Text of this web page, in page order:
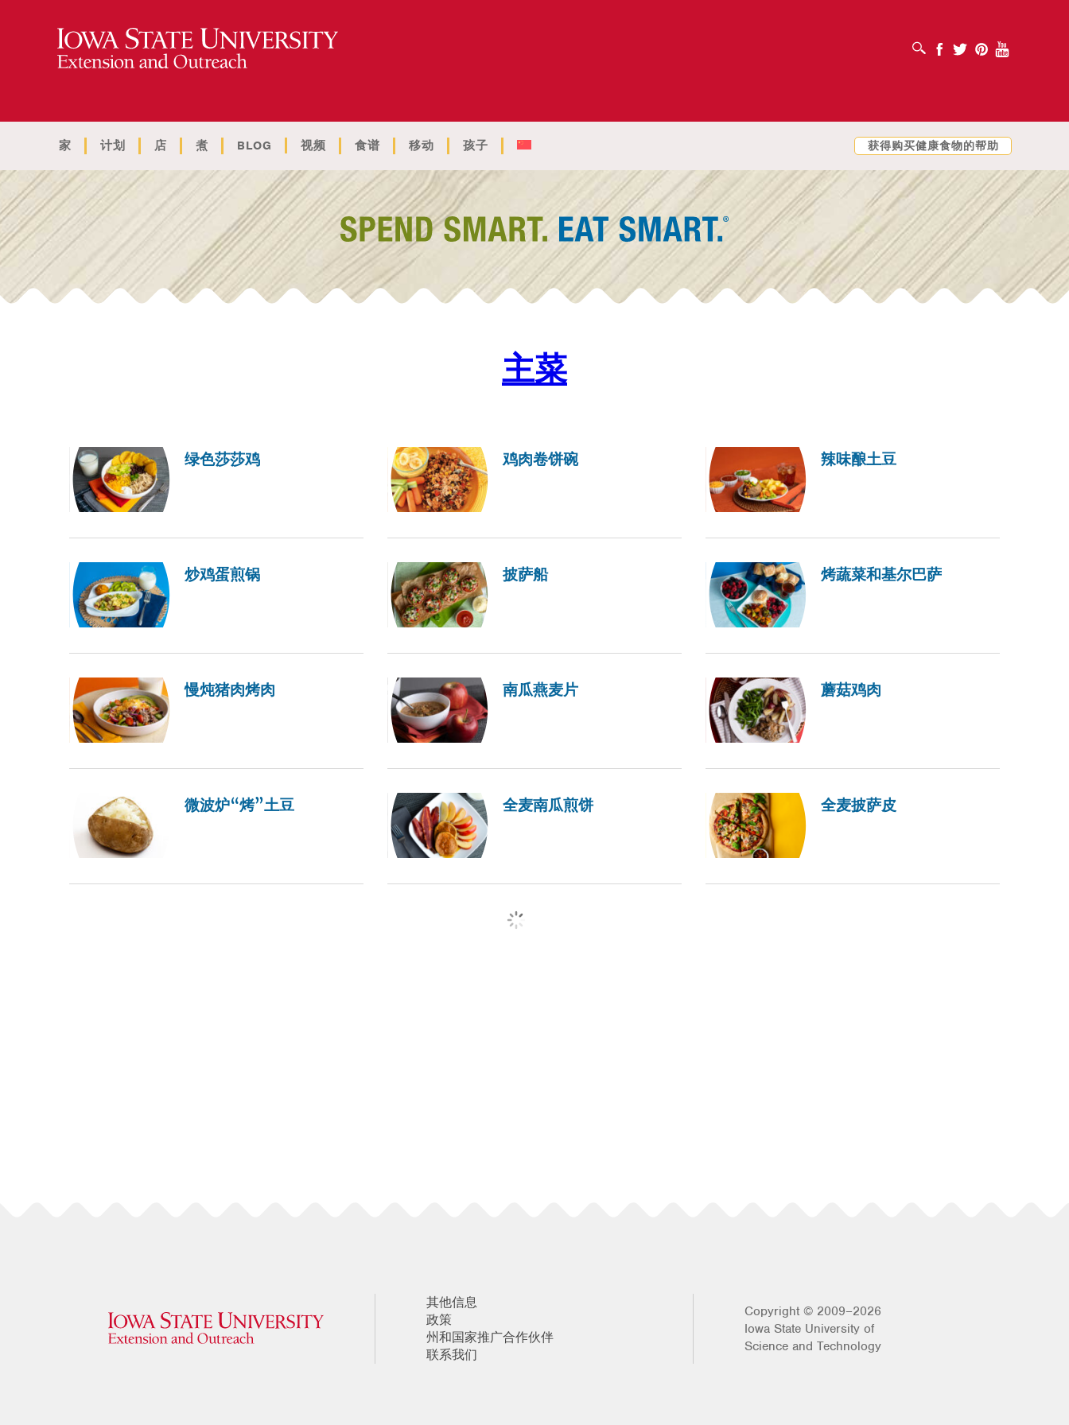
打开搜索框 Facebook
Twitter PinterestYoutube
家 计划 店 煮 BLOG 视频 食谱 移动 孩子 获得购买健康食物的帮助
主菜
绿色莎莎鸡 鸡肉卷饼碗 辣味酿土豆
炒鸡蛋煎锅 披萨船 烤蔬菜和基尔巴萨
慢炖猪肉烤肉 南瓜燕麦片 蘑菇鸡肉
微波炉“烤”土豆 全麦南瓜煎饼 全麦披萨皮
其他信息
政策
州和国家推广合作伙伴
联系我们
Copyright © 2009–2026
Iowa State University of
Science and Technology